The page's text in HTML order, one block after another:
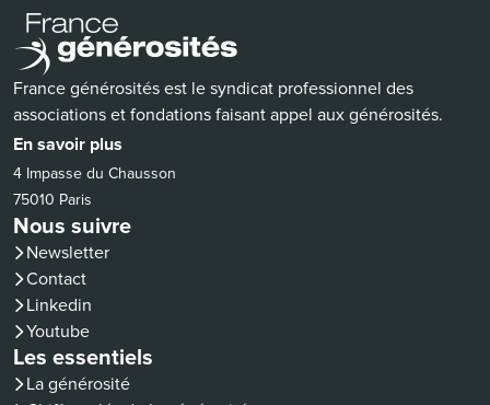
France générosités est le syndicat professionnel des
associations et fondations faisant appel aux générosités.
En savoir plus
4 Impasse du Chausson
75010 Paris
Nous suivre
Newsletter
Contact
Linkedin
(nouvelle fenêtre)
Youtube
(nouvelle fenêtre)
Les essentiels
La générosité